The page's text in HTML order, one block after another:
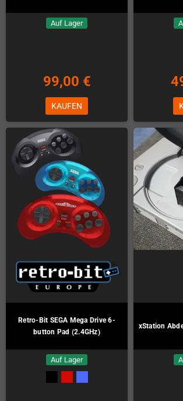
Auf Lager
99,00 €
KAUFEN
Retro-Bit SEGA Mega Drive 6-
button Pad (2.4GHz)
Auf Lager
xStation